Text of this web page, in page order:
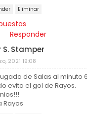
Eliminar
Responder
S. Stamper
2021 19:08
de Salas al minuto
evita el gol de Rayos.
Rayos